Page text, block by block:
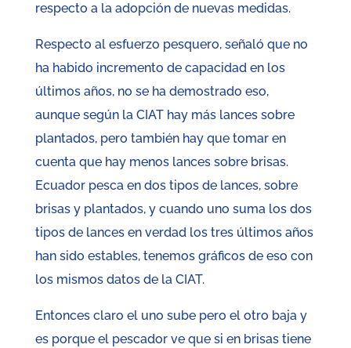
respecto a la adopción de nuevas medidas.
Respecto al esfuerzo pesquero, señaló que no
ha habido incremento de capacidad en los
últimos años, no se ha demostrado eso,
aunque según la CIAT hay más lances sobre
plantados, pero también hay que tomar en
cuenta que hay menos lances sobre brisas.
Ecuador pesca en dos tipos de lances, sobre
brisas y plantados, y cuando uno suma los dos
tipos de lances en verdad los tres últimos años
han sido estables, tenemos gráficos de eso con
los mismos datos de la CIAT.
Entonces claro el uno sube pero el otro baja y
es porque el pescador ve que si en brisas tiene